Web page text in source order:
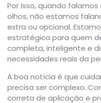
Por isso, quando
olhos, não estamos
extra ou opcional.
estratégica para quem
completa, inteligente e
necessidades reais da
A boa notícia é que
precisa ser complexo.
correta de aplicação e